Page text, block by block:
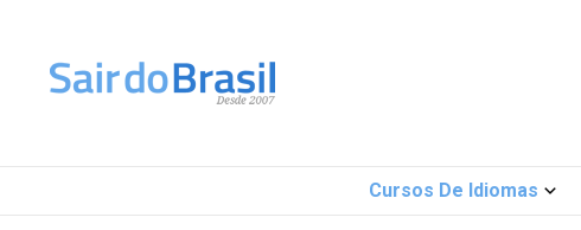
Cursos De Idiomas